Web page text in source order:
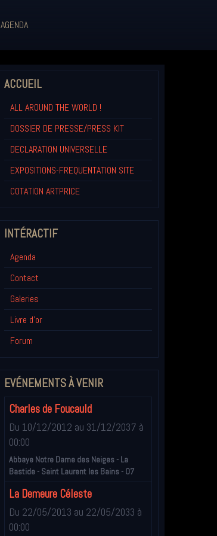
AGENDA
ACCUEIL
ALL AROUND THE WORLD !
DOSSIER DE PRESSE/PRESS KIT
DECLARATION UNIVERSELLE
EXPOSITIONS-FREQUENTATION SITE
COTATION ARTPRICE
INTÉRACTIF
Agenda
Contact
Galeries
Livre d'or
Forum
EVÉNEMENTS À VENIR
Charles de Foucauld
Du 10/12/2012 au 31/12/2037 à
00:00
Abbaye Notre Dame des Neiges - La
Bastide - Saint Laurent les Bains - 07
La Demeure Céleste
Du 22/05/2013 au 22/05/2033 à
00:00